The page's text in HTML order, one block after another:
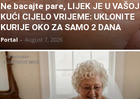
Ne bacajte pare, LIJEK JE U VAŠOJ
KUĆI CIJELO VRIJEME: UKLONITE
KURIJE OKO ZA SAMO 2 DANA
Portal - August 7, 2026